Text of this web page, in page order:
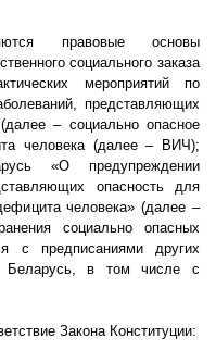
правовые основы
социального заказа
мероприятий по
представляющих
– социально опасное
человека (далее – ВИЧ);
«О предупреждении
опасность для
человека» (далее –
социально опасных
с предписаниями других
Беларусь, в том числе с
Закона Конституции: